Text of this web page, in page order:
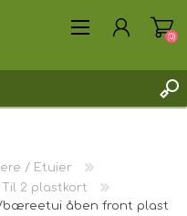
(0)
/ Etuier
2 plastkort
bæreetui åben front plast